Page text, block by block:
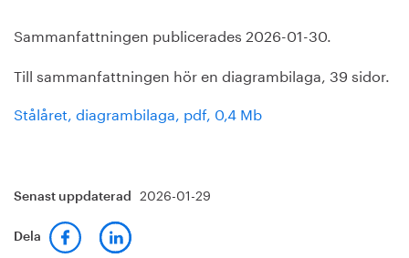
Sammanfattningen publicerades 2026-01-30.
Till sammanfattningen hör en diagrambilaga, 39 sidor.
Stålåret, diagrambilaga, pdf, 0,4 Mb
Senast uppdaterad 2026-01-29
Dela